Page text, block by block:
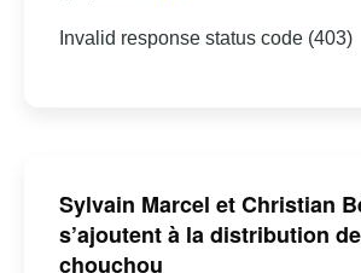
Invalid response status code (403)
Sylvain Marcel et Christian
s’ajoutent à la distribution
chouchou